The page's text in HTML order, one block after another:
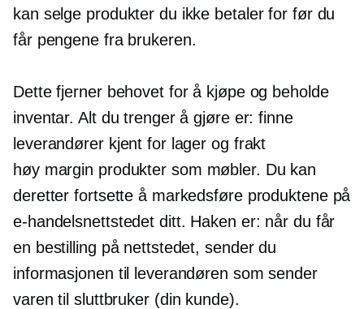
kan selge produkter du ikke betaler for før du
får pengene fra brukeren.
Dette fjerner behovet for å kjøpe og beholde
inventar. Alt du trenger å gjøre er: finne
leverandører kjent for lager og frakt
høy margin produkter som møbler. Du kan
deretter fortsette å markedsføre produktene på
e-handelsnettstedet ditt. Haken er: når du får
en bestilling på nettstedet, sender du
informasjonen til leverandøren som sender
varen tilsluttbruker(din kunde).